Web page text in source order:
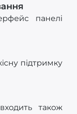
панелі
підтримку
також